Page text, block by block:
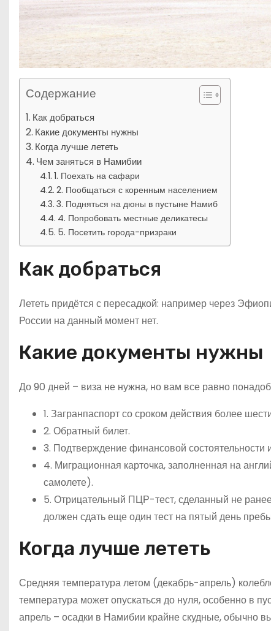
Содержание
Как добраться
Какие документы нужны
Когда лучше лететь
Чем заняться в Намибии
1. Поехать на сафари
2. Пообщаться с коренным населением
3. Подняться на дюны в пустыне Намиб
4. Попробовать местные деликатесы
5. Посетить города-призраки
Как добраться
Лететь придётся с пересадкой: например через
России на данный момент нет.
Какие документы нужны
До 90 дней – виза не нужна, но вам все равно
1. Загранпаспорт со сроком действия более
2. Обратный билет.
3. Подтверждение финансовой состоятельности
4. Миграционная карточка, заполненная на
самолете).
5. Отрицательный ПЦР-тест, сделанный не
должен сдать еще один тест на пятый день
Когда лучше лететь
Средняя температура летом (декабрь-апрель)
температура может опускаться до нуля, особенно в
апрель – осадки в Намибии крайне скудные, обычно